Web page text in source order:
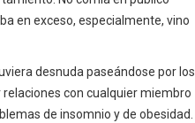
en exceso, especialmente, vino
desnuda paseándose por los
con cualquier miembro
de insomnio y de obesidad.